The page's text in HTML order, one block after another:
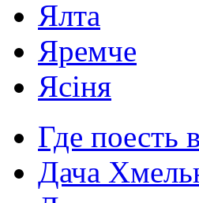
Ялта
Яремче
Ясіня
Где поесть
Дача